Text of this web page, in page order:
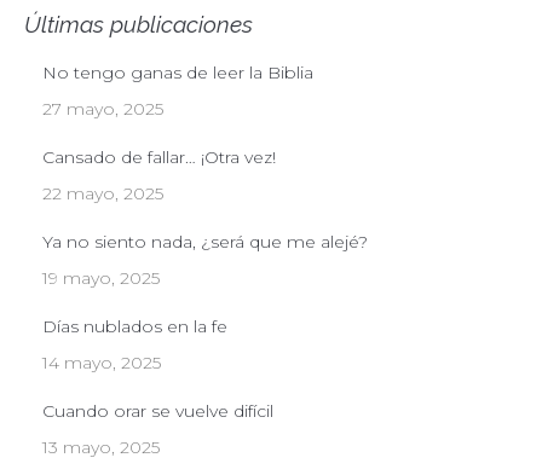
Últimas publicaciones
No tengo ganas de leer la Biblia
27 mayo, 2025
Cansado de fallar… ¡Otra vez!
22 mayo, 2025
Ya no siento nada, ¿será que me alejé?
19 mayo, 2025
Días nublados en la fe
14 mayo, 2025
Cuando orar se vuelve difícil
13 mayo, 2025